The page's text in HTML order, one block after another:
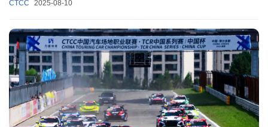
CTCC 2025-08-10